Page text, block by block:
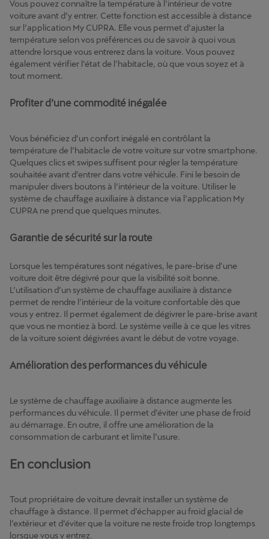
Vous pouvez connaître la température à l’intérieur de votre
voiture avant d’y entrer. Cette fonction est accessible à distance
sur l’application My CUPRA. Elle vous permet d’ajuster la
température selon vos préférences ou de savoir à quoi vous
attendre lorsque vous entrerez dans la voiture. Vous pouvez
également vérifier l’état de l’habitacle, où que vous soyez et à
tout moment.
Profiter d’une commodité inégalée
Vous bénéficiez d’un confort inégalé en contrôlant la
température de l’habitacle de votre voiture sur votre smartphone.
Quelques clics et swipes suffisent pour régler la température
souhaitée avant d’entrer dans votre véhicule. Fini le besoin de
manipuler divers boutons à l’intérieur de la voiture. Utiliser le
système de chauffage auxiliaire à distance via l’application My
CUPRA ne prend que quelques minutes.
Garantie de sécurité sur la route
Lorsque les températures sont négatives, le pare-brise d’une
voiture doit être dégivré pour que la visibilité soit bonne.
L’utilisation d’un système de chauffage auxiliaire à distance
permet de rendre l’intérieur de la voiture confortable dès que
vous y entrez. Il permet également de dégivrer le pare-brise avant
que vous ne montiez à bord. Le système veille à ce que les vitres
de la voiture soient dégivrées avant le début de votre voyage.
Amélioration des performances du véhicule
Le système de chauffage auxiliaire à distance augmente les
performances du véhicule. Il permet d’éviter une phase de froid
au démarrage. En outre, il offre une amélioration de la
consommation de carburant et limite l’usure.
En conclusion
Tout propriétaire de voiture devrait installer un système de
chauffage à distance. Il permet d’échapper au froid glacial de
l’extérieur et d’éviter que la voiture ne reste froide trop longtemps
lorsque vous y entrez.